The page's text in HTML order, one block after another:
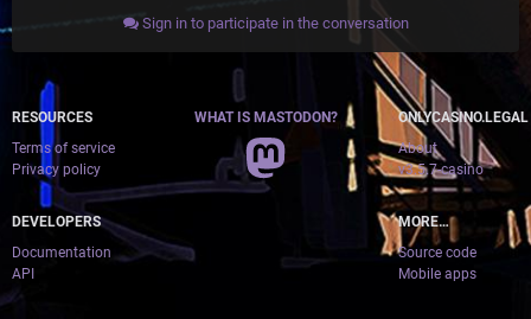
Sign in to participate in the conversation
RESOURCES
Terms of service
Privacy policy
DEVELOPERS
Documentation
API
WHAT IS MASTODON?
ONLYCASINO.LEGAL
About
v3.5.7-casino
MORE…
Source code
Mobile apps